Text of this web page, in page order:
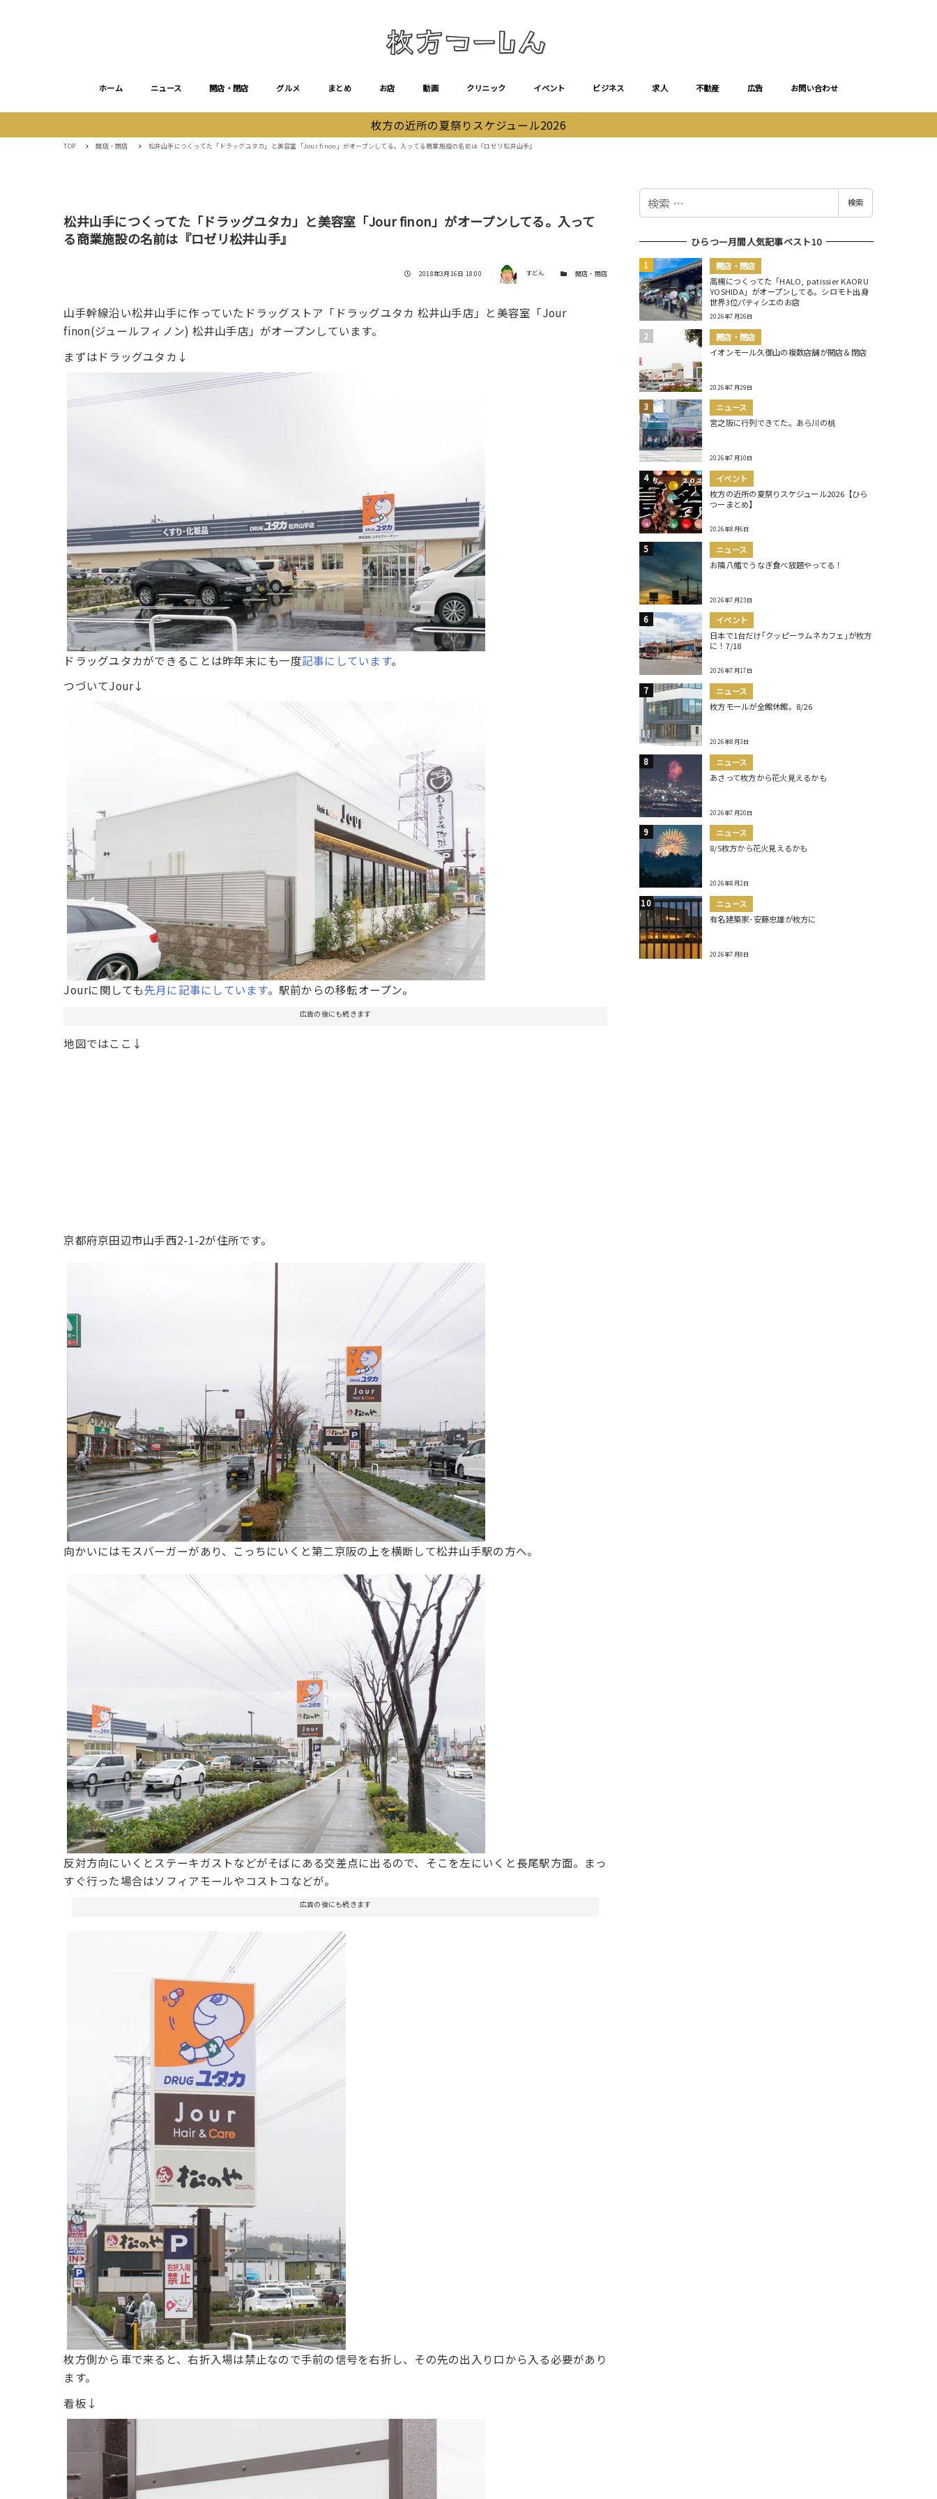
ホーム ニュース 開店・閉店 グルメ まとめ お店 動画 クリニック イベント ビジネス 求人 不動産 広告 お問い合わせ
枚方の近所の夏祭りスケジュール2026
TOP 開店・閉店 松井山手につくってた「ドラッグユタカ」と美容室「Jour finon」がオープンしてる。入ってる商業施設の名前は『ロゼリ松井山手』
松井山手につくってた「ドラッグユタカ」と美容室「Jour finon」がオープンしてる。入って
る商業施設の名前は『ロゼリ松井山手』
投稿日
2018年3月16日 18:00 著者 すどん カテゴリー開店・閉店
山手幹線沿い松井山手に作っていたドラッグストア「ドラッグユタカ 松井山手店」と美容室「Jour
finon(ジュールフィノン) 松井山手店」がオープンしています。
まずはドラッグユタカ↓
ドラッグユタカができることは昨年末にも一度記事にしています。
つづいてJour↓
Jourに関しても先月に記事にしています。駅前からの移転オープン。
広告の後にも続きます
地図ではここ↓
京都府京田辺市山手西2-1-2が住所です。
向かいにはモスバーガーがあり、こっちにいくと第二京阪の上を横断して松井山手駅の方へ。
反対方向にいくとステーキガストなどがそばにある交差点に出るので、そこを左にいくと長尾駅方面。まっ
すぐ行った場合はソフィアモールやコストコなどが。
広告の後にも続きます
枚方側から車で来ると、右折入場は禁止なので手前の信号を右折し、その先の出入り口から入る必要があり
ます。
看板↓
検
検索
ひらつー月間人気記事ベスト10
開店・閉店
高槻につくってた「HALO, patissier KAORU
YOSHIDA」がオープンしてる。シロモト出身
世界3位パティシエのお店
2026年7月26日
開店・閉店
イオンモール久御山の複数店舗が開店＆閉店
2026年7月29日
ニュース
宮之阪に行列できてた。あら川の桃
2026年7月10日
イベント
枚方の近所の夏祭りスケジュール2026【ひら
つーまとめ】
2026年8月6日
ニュース
お隣八幡でうなぎ食べ放題やってる！
2026年7月23日
イベント
日本で1台だけ｢クッピーラムネカフェ｣が枚方
に！7/18
2026年7月17日
ニュース
枚方モールが全館休館。8/26
2026年8月3日
ニュース
あさって枚方から花火見えるかも
2026年7月20日
ニュース
8/5枚方から花火見えるかも
2026年8月2日
ニュース
有名建築家･安藤忠雄が枚方に
2026年7月8日